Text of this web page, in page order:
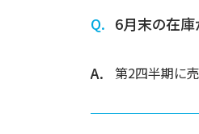
6月末の在庫
第2四半期に